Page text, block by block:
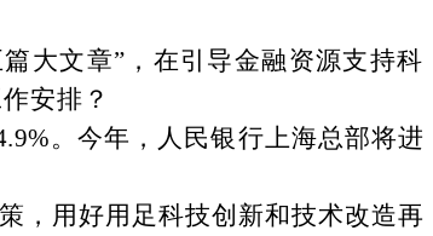
篇大文章”，在引导金融资源支持科
安排？
。今年，人民银行上海总部将进
，用好用足科技创新和技术改造再